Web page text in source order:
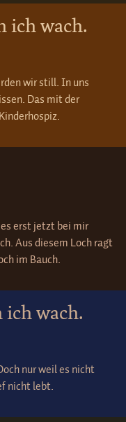
ich wach.
wir still. In uns
Das mit der
erst jetzt bei mir
Aus diesem Loch ragt
im Bauch.
ich wach.
nur weil es nicht
nicht lebt.